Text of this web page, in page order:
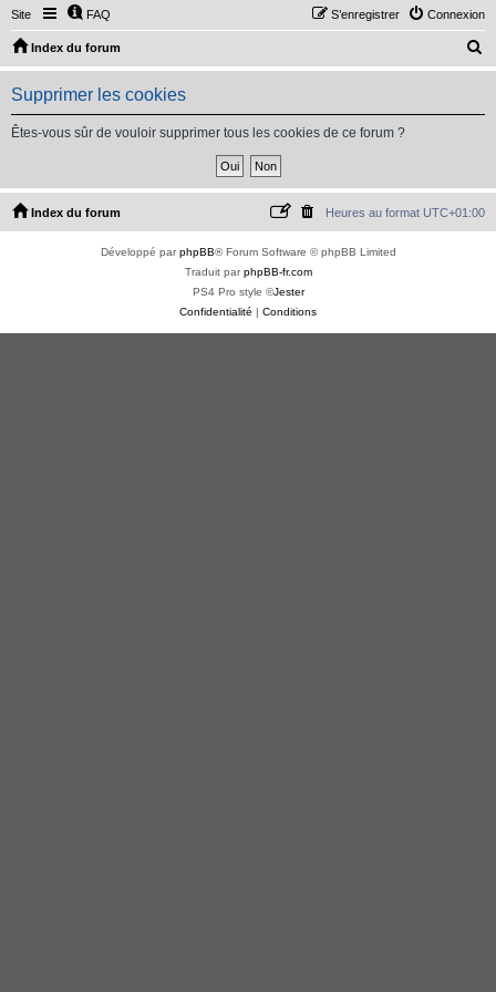
Site FAQ Connexion
S’enregistrer
Index du forum
e
h
Supprimer les cookies
Êtes-vous sûr de vouloir supprimer tous les cookies de ce forum ?
Index du forum Heures au format UTC+01:00
Développé parphpBB® Forum Software © phpBB Limited
Traduit parphpBB-fr.com
PS4 Pro style ©Jester
Confidentialité | Conditions